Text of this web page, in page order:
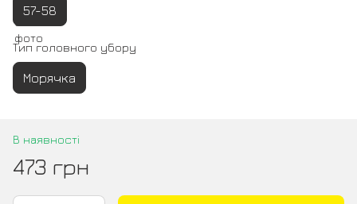
57-58
Тип головного убору
Морячка
В наявності
473 грн